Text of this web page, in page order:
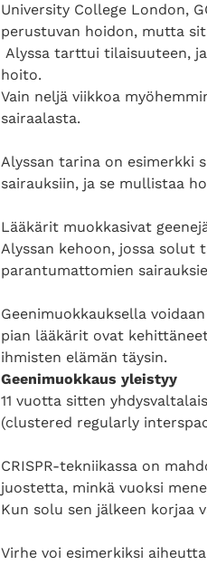
University College London,
perustuvan hoidon, mutta
Alyssa tarttui tilaisuuteen,
hoito.
Vain neljä viikkoa
sairaalasta.
Alyssan tarina on esimerkki
sairauksiin, ja se mullistaa
Lääkärit muokkasivat
Alyssan kehoon, jossa solut
parantumattomien
Geenimuokkauksella
pian lääkärit ovat
ihmisten elämän täysin.
Geenimuokkaus yleistyy
11 vuotta sitten
(clustered regularly
CRISPR-tekniikassa on
juostetta, minkä vuoksi
Kun solu sen jälkeen korjaa
Virhe voi esimerkiksi